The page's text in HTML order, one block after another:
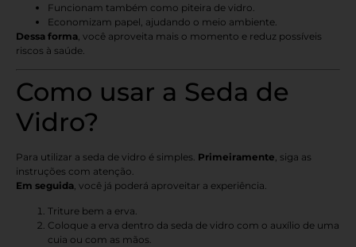
Funcionam também como piteira de vidro.
Economizam papel, ajudando o meio ambiente.
Dessa forma , você aproveita mais o momento e reduz possíveis
riscos à saúde.
Como usar a Seda de
Vidro?
Para utilizar a seda de vidro é simples. Primeiramente , siga as
instruções com atenção.
Em seguida , você já poderá aproveitar a experiência.
Triture bem a erva.
Coloque a erva dentro da seda de vidro com o auxílio de uma
cuia ou com as mãos.